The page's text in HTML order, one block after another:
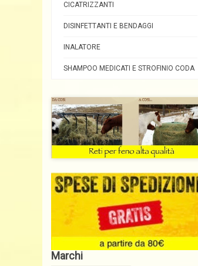
CICATRIZZANTI
DISINFETTANTI E BENDAGGI
INALATORE
SHAMPOO MEDICATI E STROFINIO CODA
Marchi